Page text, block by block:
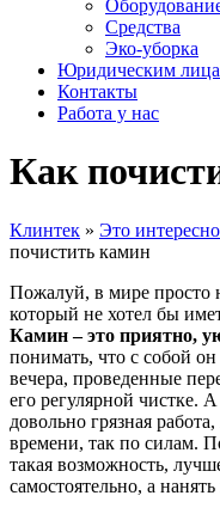
Средства
Эко-уборка
Юридическим
Контакты
Работа у нас
Как
Клинтек » Это
почистить камин
Пожалуй, в мире просто
который не хотел бы
Камин – это приятно,
понимать, что с собой
вечера, проведенные
его регулярной чистке.
довольно грязная
времени, так по силам.
такая возможность,
самостоятельно, а